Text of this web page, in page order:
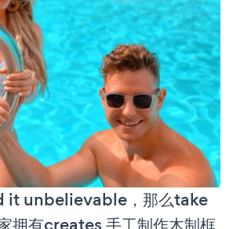
it unbelievable，那么take